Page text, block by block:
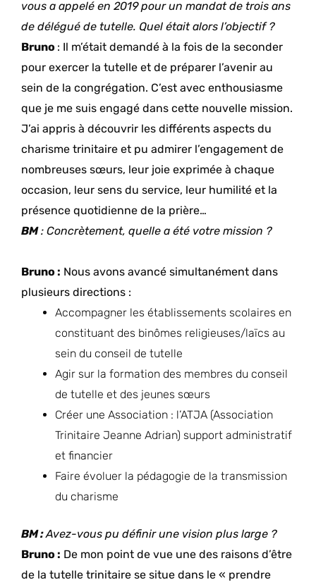
vous a appelé en 2019 pour un mandat de trois ans
de délégué de tutelle. Quel était alors l’objectif ?
Bruno : Il m’était demandé à la fois de la seconder
pour exercer la tutelle et de préparer l’avenir au
sein de la congrégation. C’est avec enthousiasme
que je me suis engagé dans cette nouvelle mission.
J’ai appris à découvrir les différents aspects du
charisme trinitaire et pu admirer l’engagement de
nombreuses sœurs, leur joie exprimée à chaque
occasion, leur sens du service, leur humilité et la
présence quotidienne de la prière…
BM: Concrètement, quelle a été votre mission ?
Bruno : Nous avons avancé simultanément dans
plusieurs directions :
Accompagner les établissements scolaires en
constituant des binômes religieuses/laïcs au
sein du conseil de tutelle
Agir sur la formation des membres du conseil
de tutelle et des jeunes sœurs
Créer une Association : l’ATJA (Association
Trinitaire Jeanne Adrian) support administratif
et financier
Faire évoluer la pédagogie de la transmission
du charisme
BM :Avez-vous pu définir une vision plus large ?
Bruno : De mon point de vue une des raisons d’être
de la tutelle trinitaire se situe dans le « prendre